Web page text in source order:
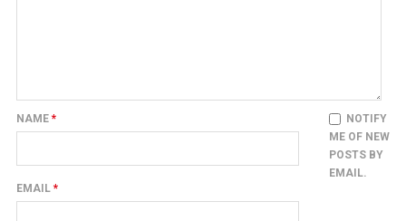
NAME *
EMAIL *
NOTIFY
ME OF NEW
POSTS BY
EMAIL.